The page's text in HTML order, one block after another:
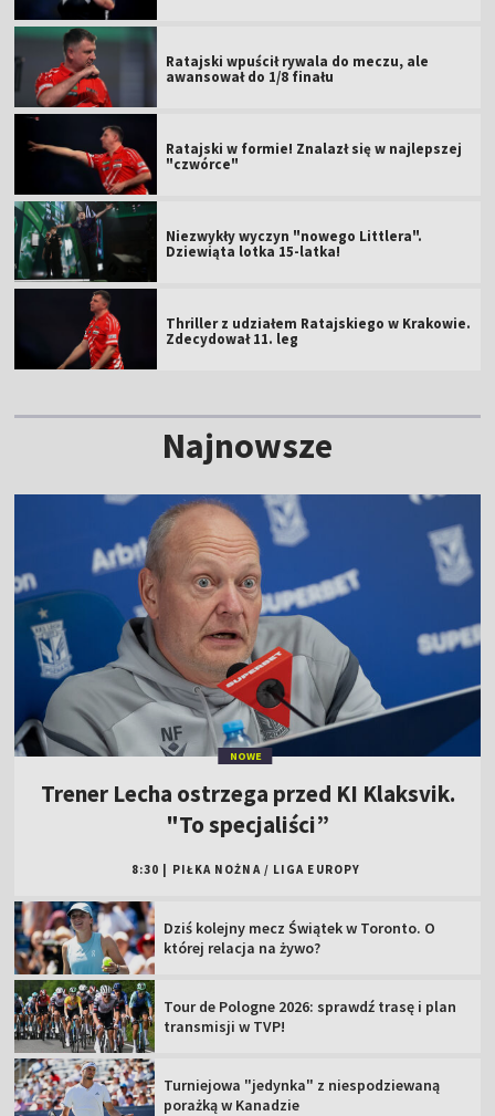
Ratajski wpuścił rywala do meczu, ale
awansował do 1/8 finału
Ratajski w formie! Znalazł się w najlepszej
"czwórce"
Niezwykły wyczyn "nowego Littlera".
Dziewiąta lotka 15-latka!
Thriller z udziałem Ratajskiego w Krakowie.
Zdecydował 11. leg
Najnowsze
NOWE
Trener Lecha ostrzega przed KI Klaksvik.
"To specjaliści”
8:30 PIŁKA NOŻNA / LIGA EUROPY
Dziś kolejny mecz Świątek w Toronto. O
której relacja na żywo?
Tour de Pologne 2026: sprawdź trasę i plan
transmisji w TVP!
Turniejowa "jedynka" z niespodziewaną
porażką w Kanadzie